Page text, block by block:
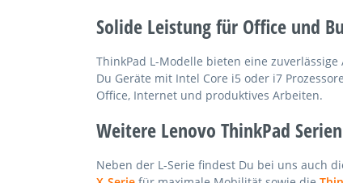
Solide Leistung für Office und
ThinkPad L-Modelle bieten eine
Du Geräte mit Intel Core i5 oder i7
Office, Internet und produktives Arbeiten.
Weitere Lenovo ThinkPad
Neben der L-Serie findest Du bei uns auch